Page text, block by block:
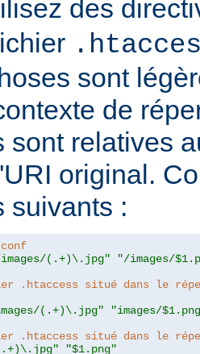
des
sont
de
sont relatives
original.
suivants :
(.+)\.jpg"
"/images/
.htaccess situé dans le
(.+)\.jpg"
"images/
.htaccess situé dans le
"$1.png"